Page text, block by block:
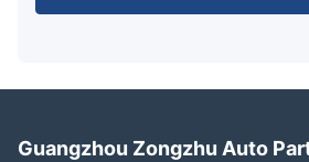
Guangzhou Zongzhu Auto